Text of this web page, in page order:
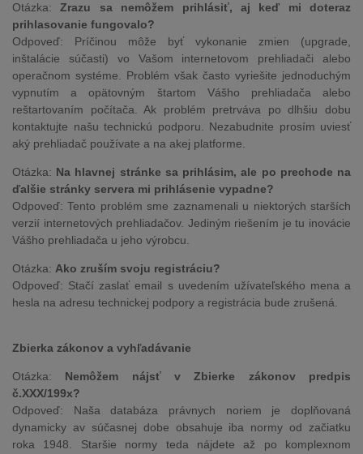
Otázka:Zrazu sa nemôžem prihlásiť, aj keď mi doteraz
prihlasovanie fungovalo?
Odpoveď: Príčinou môže byť vykonanie zmien (upgrade,
inštalácie súčasti) vo Vašom internetovom prehliadači alebo
operačnom systéme. Problém však často vyriešite jednoduchým
vypnutím a opätovným štartom Vášho prehliadača alebo
reštartovaním počítača. Ak problém pretrváva po dlhšiu dobu
kontaktujte našu technickú podporu. Nezabudnite prosím uviesť
aký prehliadač používate a na akej platforme.
Otázka: Na hlavnej stránke sa prihlásim, ale po prechode na
ďalšie stránky servera mi prihlásenie vypadne?
Odpoveď: Tento problém sme zaznamenali u niektorých starších
verzií internetových prehliadačov. Jediným riešením je tu inovácie
Vášho prehliadača u jeho výrobcu.
Otázka: Ako zruším svoju registráciu?
Odpoveď: Stačí zaslať email s uvedením užívateľského mena a
hesla na adresu technickej podpory a registrácia bude zrušená.
Zbierka zákonov a vyhľadávanie
Otázka: Nemôžem nájsť v Zbierke zákonov predpis
č.XXX/199x?
Odpoveď: Naša databáza právnych noriem je doplňovaná
dynamicky av súčasnej dobe obsahuje iba normy od začiatku
roka 1948. Staršie normy teda nájdete až po komplexnom